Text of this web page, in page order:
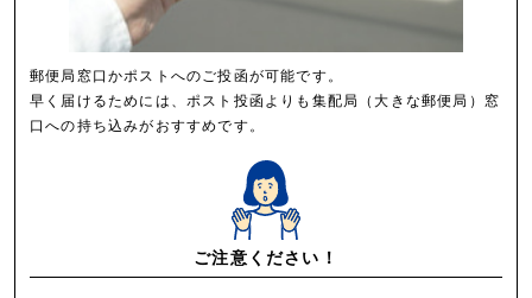
郵便局窓口かポストへのご投函が可能です。
早く届けるためには、ポスト投函よりも集配局（大きな郵便局）窓
口への持ち込みがおすすめです。
ご注意ください！